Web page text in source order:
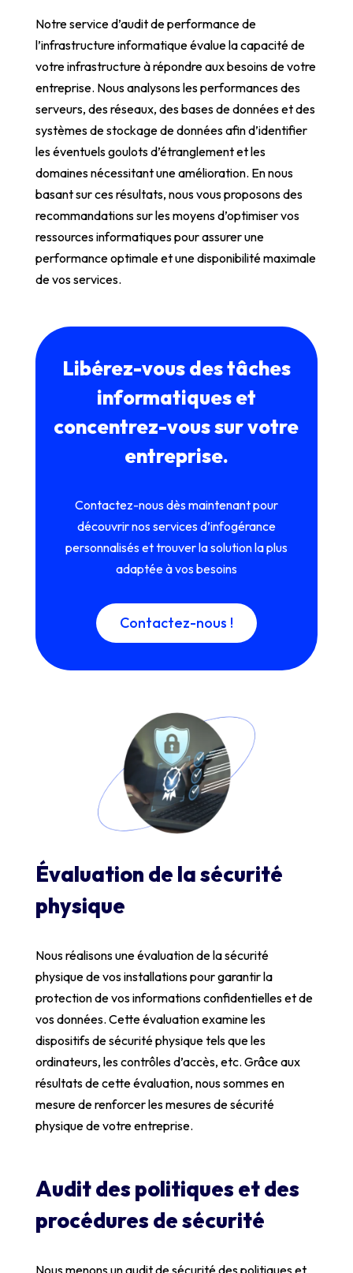
Notre service d’audit de performance de
l’infrastructure informatique évalue la capacité de
votre infrastructure à répondre aux besoins de votre
entreprise. Nous analysons les performances des
serveurs, des réseaux, des bases de données et des
systèmes de stockage de données afin d’identifier
les éventuels goulots d’étranglement et les
domaines nécessitant une amélioration. En nous
basant sur ces résultats, nous vous proposons des
recommandations sur les moyens d’optimiser vos
ressources informatiques pour assurer une
performance optimale et une disponibilité maximale
de vos services.
Libérez-vous des tâches
informatiques et
concentrez-vous sur votre
entreprise.
Contactez-nous dès maintenant pour
découvrir nos services d’infogérance
personnalisés et trouver la solution la plus
adaptée à vos besoins
Contactez-nous !
Évaluation de la sécurité
physique
Nous réalisons une évaluation de la sécurité
physique de vos installations pour garantir la
protection de vos informations confidentielles et de
vos données. Cette évaluation examine les
dispositifs de sécurité physique tels que les
ordinateurs, les contrôles d’accès, etc. Grâce aux
résultats de cette évaluation, nous sommes en
mesure de renforcer les mesures de sécurité
physique de votre entreprise.
Audit des politiques et des
procédures de sécurité